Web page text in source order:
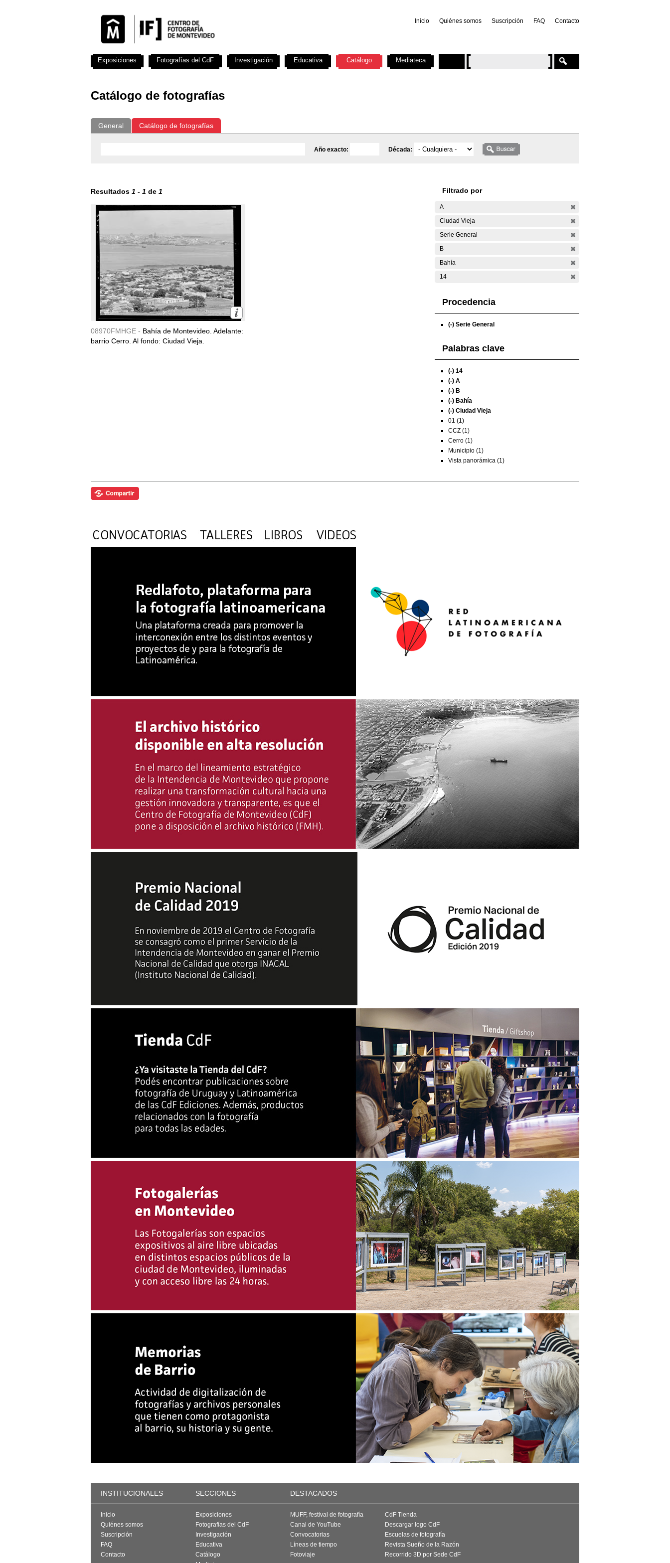
Inicio Quiénes somos Suscripción FAQ Contacto
Catálogo de fotografías
General Catálogo de fotografías
Año exacto: Década:
Resultados 1 - 1 de 1
08970FMHGE - Bahía de Montevideo. Adelante:
barrio Cerro. Al fondo: Ciudad Vieja.
Filtrado por
A
Ciudad Vieja
Serie General
B
Bahía
14
Procedencia
(-) Serie General
Palabras clave
(-) 14
(-) A
(-) B
(-) Bahía
(-) Ciudad Vieja
01 (1)
CCZ (1)
Cerro (1)
Municipio (1)
Vista panorámica (1)
Exposiciones Fotografías del CdF Investigación Educativa Catálogo Mediateca
INSTITUCIONALES SECCIONES DESTACADOS
Inicio
Quiénes somos
Suscripción
FAQ
Contacto
Exposiciones
Fotografías del CdF
Investigación
Educativa
Catálogo
MUFF, festival de fotografía
Canal de YouTube
Convocatorias
Líneas de tiempo
Fotoviaje
CdF Tienda
Descargar logo CdF
Escuelas de fotografía
Revista Sueño de la Razón
Recorrido 3D por Sede CdF